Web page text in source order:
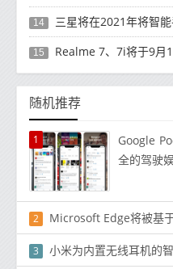
14 三星将在2021年将智
15 Realme 7、7i将于9月17日发
随机推荐
1
Google
全的驾驶
2 Microsoft Edge将被基
3 小米为内置无线耳机的